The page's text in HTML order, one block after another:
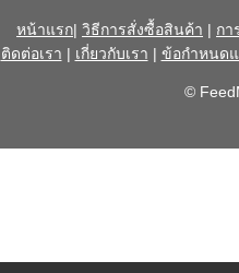
หน้าแรก| วิธีการสั่งซื้อสินค้า | กา
ติดต่อเรา | เกี่ยวกับเรา | ข้อกำหนดแ
©